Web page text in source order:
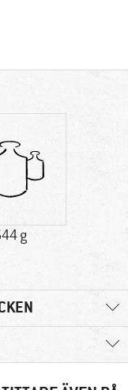
information här!
g